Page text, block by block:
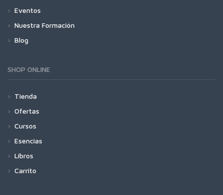
Eventos
Nuestra Formación
Blog
SHOP ONLINE
Tienda
Ofertas
Cursos
Esencias
Libros
Carrito